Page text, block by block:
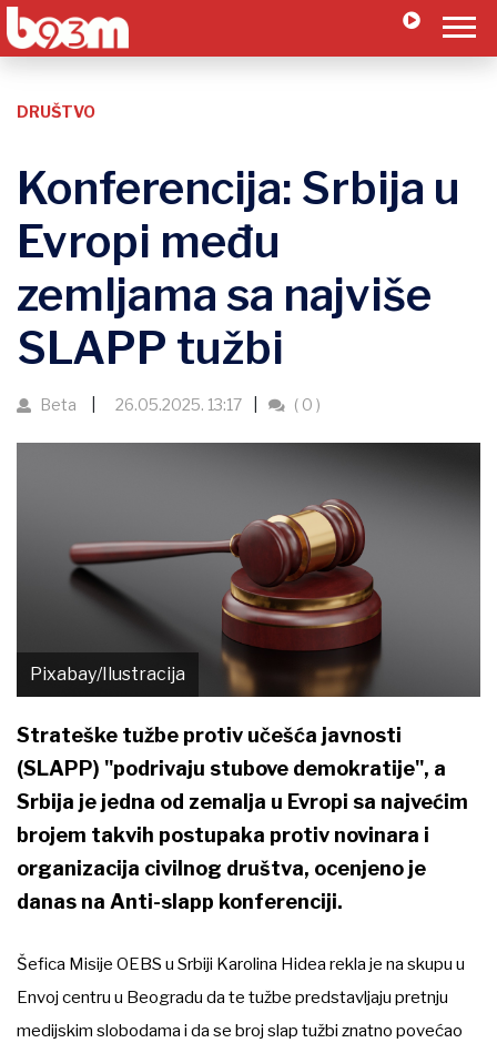
DRUŠTVO
Konferencija: Srbija u
Evropi među
zemljama sa najviše
SLAPP tužbi
Beta 26.05.2025. 13:17 ( 0 )
Pixabay/Ilustracija
Strateške tužbe protiv učešća javnosti
(SLAPP) "podrivaju stubove demokratije", a
Srbija je jedna od zemalja u Evropi sa najvećim
brojem takvih postupaka protiv novinara i
organizacija civilnog društva, ocenjeno je
danas na Anti-slapp konferenciji.
Šefica Misije OEBS u Srbiji Karolina Hidea rekla je na skupu u
Envoj centru u Beogradu da te tužbe predstavljaju pretnju
medijskim slobodama i da se broj slap tužbi znatno povećao